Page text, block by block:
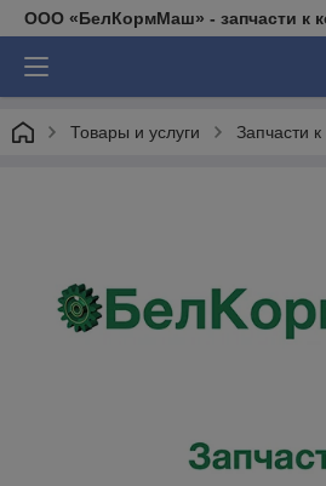
ООО «БелКормМаш» - запчасти к
Товары и услуги Запчасти